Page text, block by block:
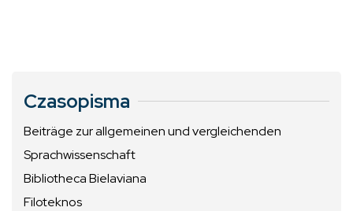
Czasopisma
Beiträge zur allgemeinen und vergleichenden
Sprachwissenschaft
Bibliotheca Bielaviana
Filoteknos